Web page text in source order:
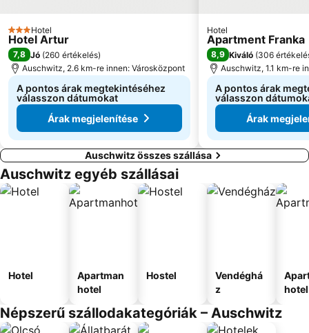
3 Kategória
Hotel
Hotel Artur
7,8 Jó (260 értékelés)
Auschwitz, 2.6 km-re innen: Városközpont
A pontos árak megtekintéséhez
válasszon dátumokat
Árak megjelenítése
Hotel
Apartment Franka
8,9 Kiváló (306
Auschwitz, 1.1 km-re
A pontos árak
válasszon
Árak
Auschwitz összes szállása
Auschwitz egyéb szállásai
Hotel
Apartman
hotel
Hostel
Vendéghá
z
hotel
Népszerű szállodakategóriák – Auschwitz